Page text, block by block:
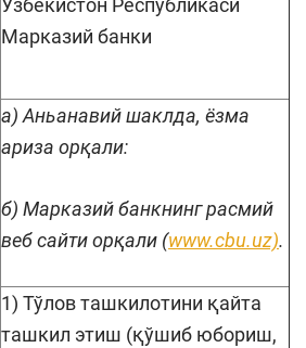
Ўзбекистон Республикаси
Марказий банки
а) Аньанавий шаклда, ёзма
ариза орқали:
б) Марказий банкнинг расмий
веб сайти орқали (www.cbu.uz).
1) Тўлов ташкилотини қайта
ташкил этиш (қўшиб юбориш,